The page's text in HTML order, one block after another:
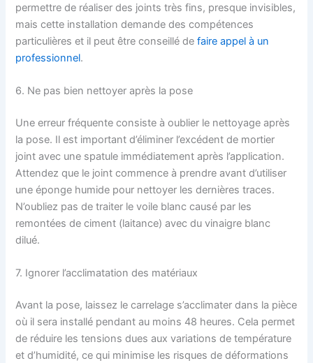
permettre de réaliser des joints très fins, presque invisibles,
mais cette installation demande des compétences
particulières et il peut être conseillé defaire appel à un
professionnel.
6. Ne pas bien nettoyer après la pose
Une erreur fréquente consiste à oublier le nettoyage après
la pose. Il est important d’éliminer l’excédent de mortier
joint avec une spatule immédiatement après l’application.
Attendez que le joint commence à prendre avant d’utiliser
une éponge humide pour nettoyer les dernières traces.
N’oubliez pas de traiter le voile blanc causé par les
remontées de ciment (laitance) avec du vinaigre blanc
dilué.
7. Ignorer l’acclimatation des matériaux
Avant la pose, laissez le carrelage s’acclimater dans la pièce
où il sera installé pendant au moins 48 heures. Cela permet
de réduire les tensions dues aux variations de température
et d’humidité, ce qui minimise les risques de déformations